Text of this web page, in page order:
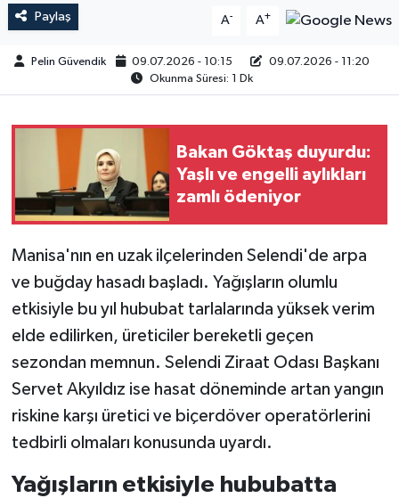
Paylaş A- A+
Pelin Güvendik 09.07.2026 - 10:15
09.07.2026 - 11:20
Okunma Süresi: 1 Dk
Bakan Göktaş duyurdu:
Yaşlı ve engelli aylıkları
zamlı ödeniyor
Manisa'nın en uzak ilçelerinden Selendi'de arpa
ve buğday hasadı başladı. Yağışların olumlu
etkisiyle bu yıl hububat tarlalarında yüksek verim
elde edilirken, üreticiler bereketli geçen
sezondan memnun. Selendi Ziraat Odası Başkanı
Servet Akyıldız ise hasat döneminde artan yangın
riskine karşı üretici ve biçerdöver operatörlerini
tedbirli olmaları konusunda uyardı.
Yağışların etkisiyle hububatta